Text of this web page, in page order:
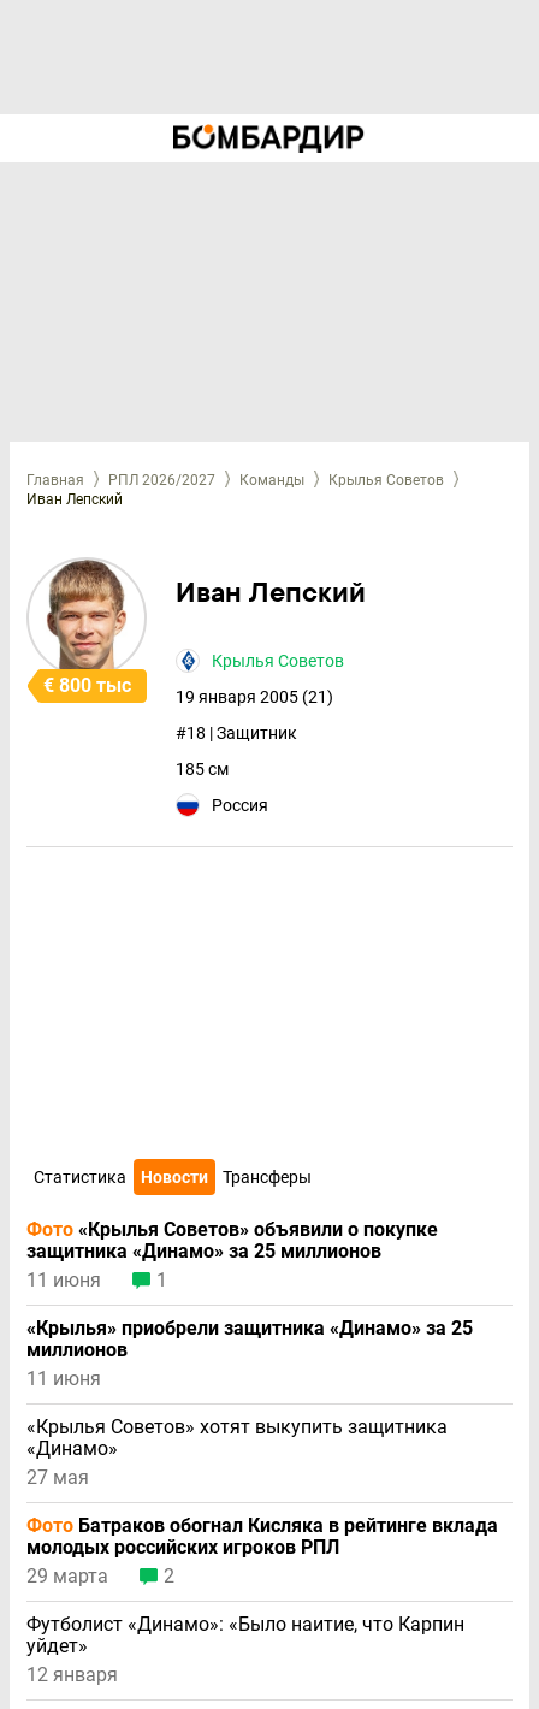
Главная РПЛ 2026/2027 Команды
Крылья Советов
Иван Лепский
€ 800 тыс
Иван Лепский
Крылья Советов
19 января 2005 (21)
#18 | Защитник
185 см
Россия
Статистика Новости Трансферы
Фото «Крылья Советов» объявили о покупке
защитника «Динамо» за 25 миллионов
11 июня
1
«Крылья» приобрели защитника «Динамо» за 25
миллионов
11 июня
«Крылья Советов» хотят выкупить защитника
«Динамо»
27 мая
Фото Батраков обогнал Кисляка в рейтинге вклада
молодых российских игроков РПЛ
29 марта
2
Футболист «Динамо»: «Было наитие, что Карпин
уйдет»
12 января